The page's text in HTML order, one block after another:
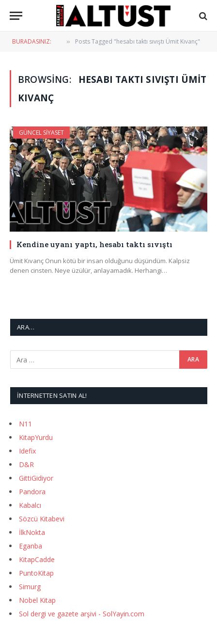
BURADASINIZ: » Posts Tagged "hesabı taktı sıvıştı Ümit Kıvanç"
BROWSING:
HESABI TAKTI SIVIŞTI ÜMIT
KIVANÇ
GÜNCEL SIYASET
Kendine uyanı yaptı, hesabı taktı sıvıştı
Ümit Kıvanç Onun kötü bir insan olduğunu düşündüm. Kalpsiz
denen cinsten. Neye üzülür, anlayamadık. Herhangi…
ARA…
İNTERNETTEN SATIN AL!
N11
KitapYurdu
Idefix
D&R
GittiGidiyor
Pandora
Kabalcı
Sözcü Kitabevi
İlkNokta
Eganba
KitapCadde
PuntoKitap
Simurg
Nobel Kitap
Sol dergi ve gazete arşivi - SolYayin.com